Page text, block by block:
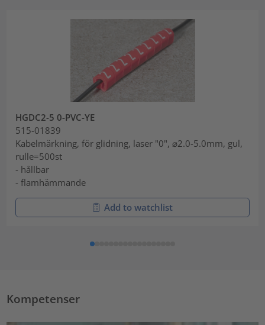
HGDC2-5 0-PVC-YE
515-01839
Kabelmärkning, för glidning, laser "0", ⌀2.0-5.0mm, gul,
rulle=500st
- hållbar
- flamhämmande
Add to watchlist
Kompetenser